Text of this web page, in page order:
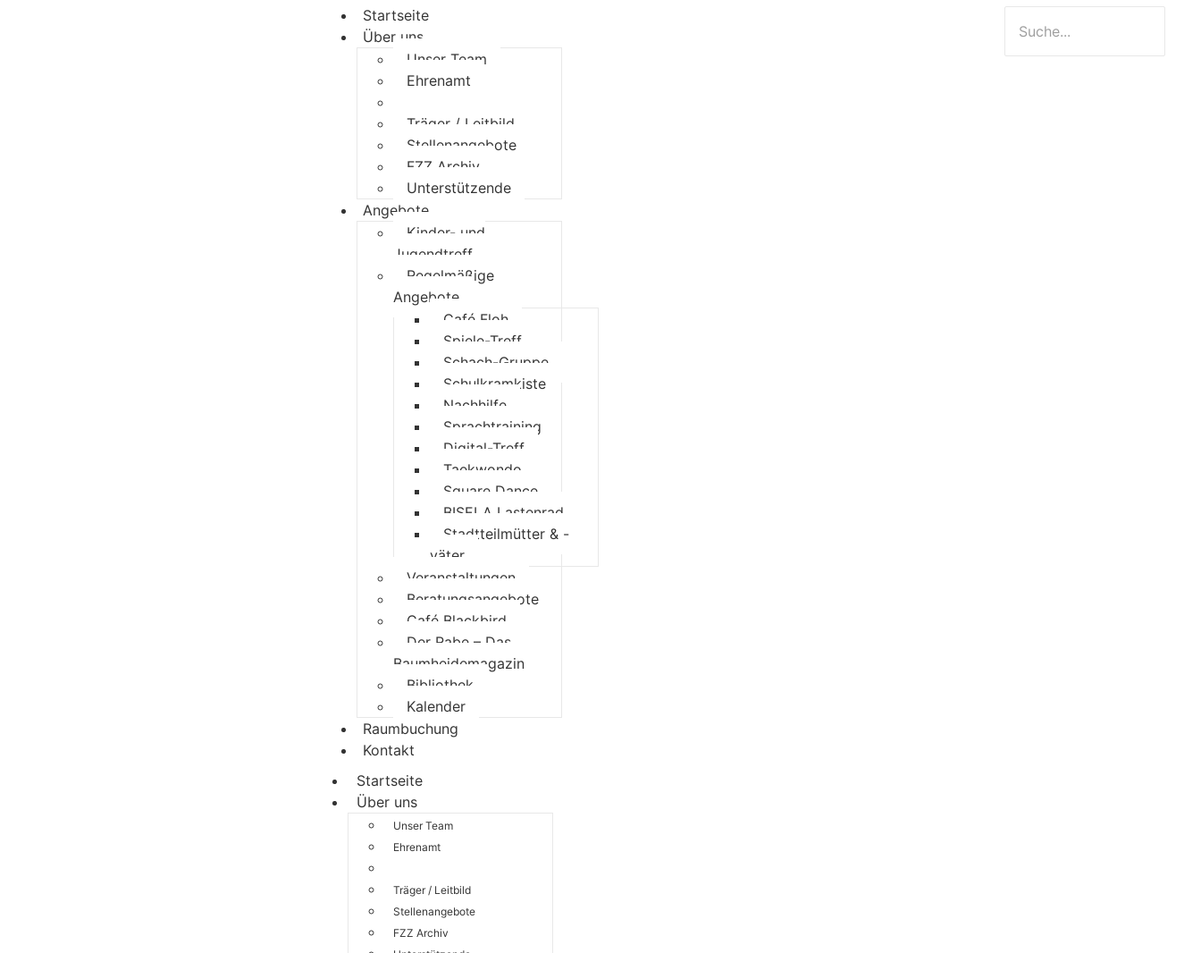
Startseite
Über uns
Unser Team
Ehrenamt
Träger / Leitbild
Stellenangebote
FZZ Archiv
Unterstützende
Angebote
Kinder- und
Jugendtreff
Regelmäßige
Angebote
Café Floh
Spiele-Treff
Schach-Gruppe
Schulkramkiste
Nachhilfe
Sprachtraining
Digital-Treff
Taekwondo
Square Dance
BISELA Lastenrad
Stadtteilmütter & -
väter
Veranstaltungen
Beratungsangebote
Café Blackbird
Der Rabe – Das
Baumheidemagazin
Bibliothek
Kalender
Raumbuchung
Kontakt
Startseite
Über uns
Unser Team
Ehrenamt
Träger / Leitbild
Stellenangebote
FZZ Archiv